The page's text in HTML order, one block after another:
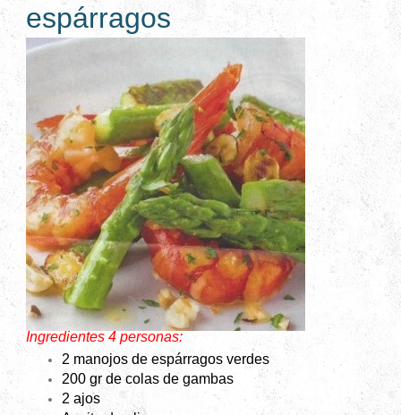
espárragos
Ingredientes 4 personas:
2 manojos de espárragos verdes
200 gr de colas de gambas
2 ajos